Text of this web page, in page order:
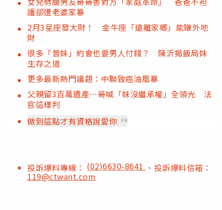
護卻遭老婆家暴
2月3星座發大財！ 金牛座「遠離家鄉」能賺外地
財
很多「普妹」約會也要男人付錢？ 陳沂揭飯局妹
生存之道
更多最新熱門議題：中聯致癌油風暴
父親留3百萬遺產…哥喊「妹沒繼承權」全領光 法
官這樣判
做到這點才有資格說愛你 PR
投訴爆料專線： (02)6630-8641 、投訴爆料信箱：
119@ctwant.com